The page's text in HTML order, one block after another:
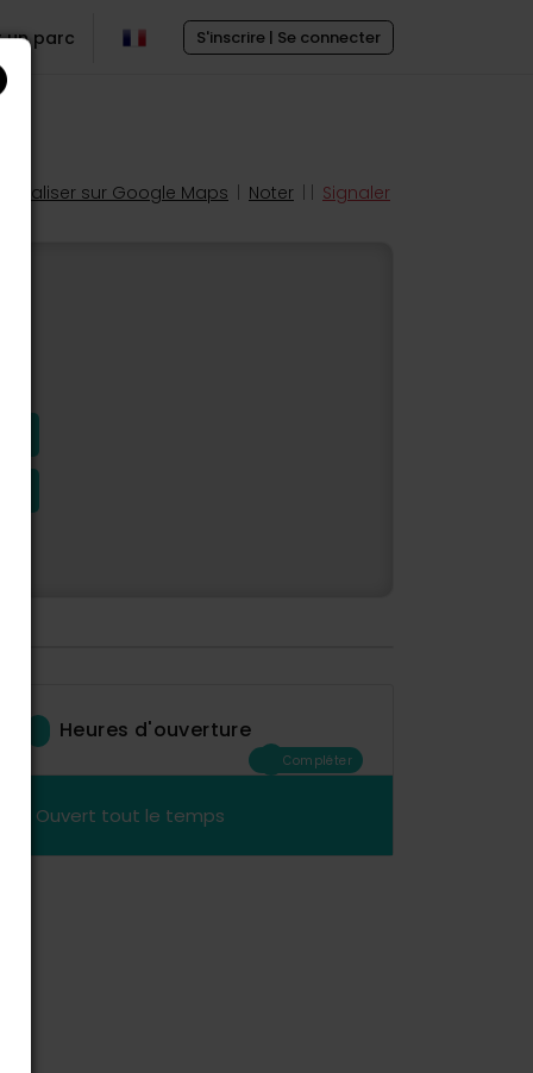
S'inscrire | Se connecter
un parc
Localiser sur Google Maps Noter Signaler
Heures d'ouverture
Compléter
Ouvert tout le temps